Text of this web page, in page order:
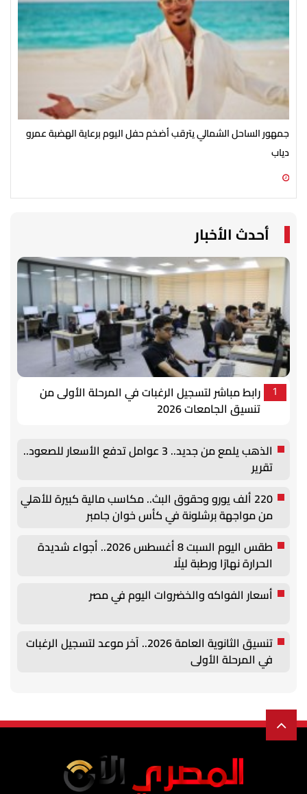
جمهور الساحل الشمالي يترقب أضخم حفل اليوم برعاية الهضبة عمرو
دياب
أحدث الأخبار
1
رابط مباشر لتسجيل الرغبات في المرحلة الأولى من
تنسيق الجامعات 2026
الذهب يلمع من جديد.. 3 عوامل تدفع الأسعار للصعود..
تقرير
220 ألف يورو وحقوق البث.. مكاسب مالية كبيرة للأهلي
من مواجهة برشلونة في كأس خوان جامبر
طقس اليوم السبت 8 أغسطس 2026.. أجواء شديدة
الحرارة نهارًا ورطبة ليلًا
أسعار الفواكه والخضروات اليوم في مصر
تنسيق الثانوية العامة 2026.. آخر موعد لتسجيل الرغبات
في المرحلة الأولى